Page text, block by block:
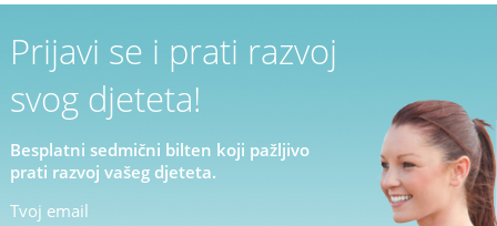
Prijavi se i prati razvoj
svog djeteta!
Besplatni sedmični bilten koji pažljivo
prati razvoj vašeg djeteta.
Tvoj email